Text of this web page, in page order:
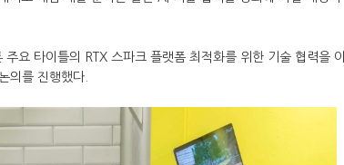
요 타이틀의 RTX 스파크 플랫폼 최적화를 위한 기술 협력을 이
의를 진행했다.